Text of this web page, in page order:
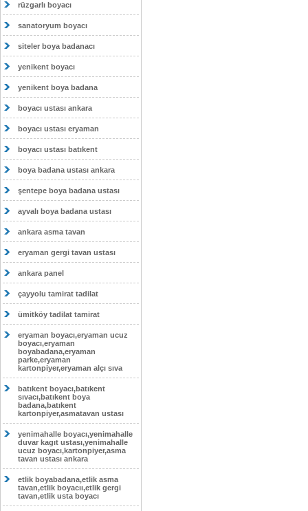
rüzgarlı boyacı
sanatoryum boyacı
siteler boya badanacı
yenikent boyacı
yenikent boya badana
boyacı ustası ankara
boyacı ustası eryaman
boyacı ustası batıkent
boya badana ustası ankara
şentepe boya badana ustası
ayvalı boya badana ustası
ankara asma tavan
eryaman gergi tavan ustası
ankara panel
çayyolu tamirat tadilat
ümitköy tadilat tamirat
eryaman boyacı,eryaman ucuz
boyacı,eryaman
boyabadana,eryaman
parke,eryaman
kartonpiyer,eryaman alçı sıva
batıkent boyacı,batıkent
sıvacı,batıkent boya
badana,batıkent
kartonpiyer,asmatavan ustası
yenimahalle boyacı,yenimahalle
duvar kagıt ustası,yenimahalle
ucuz boyacı,kartonpiyer,asma
tavan ustası ankara
etlik boyabadana,etlik asma
tavan,etlik boyacıı,etlik gergi
tavan,etlik usta boyacı